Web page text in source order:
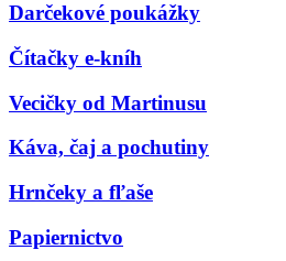
Darčekové poukážky
Čítačky e-kníh
Vecičky od Martinusu
Káva, čaj a pochutiny
Hrnčeky a fľaše
Papiernictvo